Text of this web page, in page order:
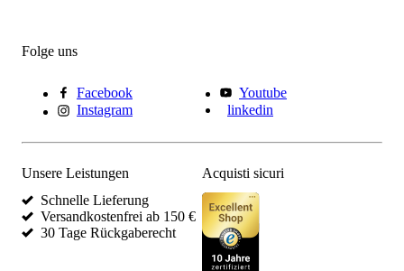
Folge uns
Facebook
Youtube
Instagram
linkedin
Unsere Leistungen
Schnelle Lieferung
Versandkostenfrei ab 150 €
30 Tage Rückgaberecht
Acquisti sicuri